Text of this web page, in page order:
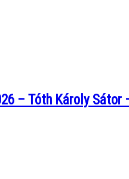
– Tóth Károly Sátor